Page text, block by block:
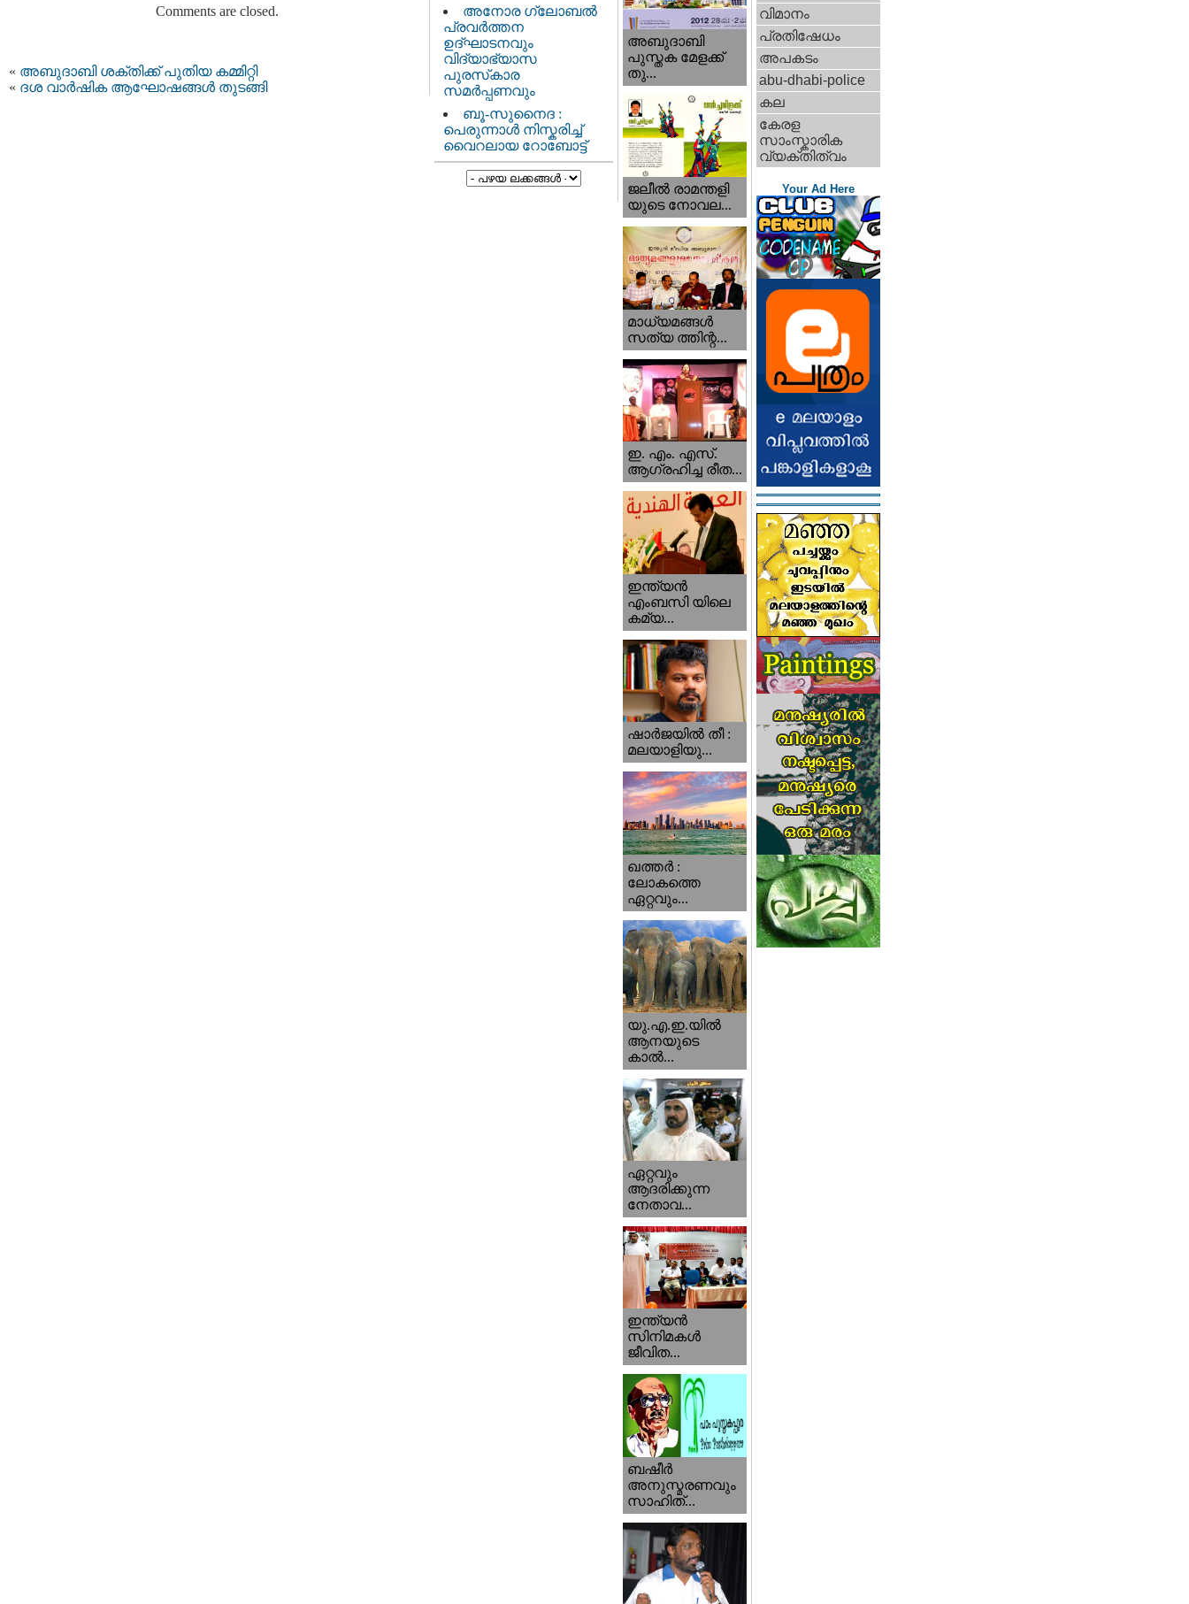
Comments are closed.
« അബുദാബി ശക്തിക്ക് പുതിയ കമ്മിറ്റി
« ദശ വാര്‍ഷിക ആഘോഷങ്ങള്‍ തുടങ്ങി
അനോര ഗ്ലോബൽ
പ്രവർത്തന
ഉദ്ഘാടനവും
വിദ്യാഭ്യാസ
പുരസ്‌കാര
സമർപ്പണവും
ബൂ-സുനൈദ :
പെരുന്നാൾ നിസ്കരിച്ച്
വൈറലായ റോബോട്ട്
അബുദാബി
പുസ്തക മേളക്ക്
തു...
ജലീല്‍ രാമന്തളി
യുടെ നോവല...
മാധ്യമങ്ങള്‍
സത്യ ത്തിന്റ...
ഇ. എം. എസ്.
ആഗ്രഹിച്ച രീത...
ഇന്ത്യന്‍
എംബസി യിലെ
കമ്യ...
ഷാര്‍ജയില്‍ തീ :
മലയാളിയു...
ഖത്തര്‍ :
ലോകത്തെ
ഏറ്റവും...
യു.എ.ഇ.യില്‍
ആനയുടെ
കാല്‍...
ഏറ്റവും
ആദരിക്കുന്ന
നേതാവ...
ഇന്ത്യന്‍
സിനിമകള്‍
ജീവിത...
ബഷീര്‍
അനുസ്മരണവും
സാഹിത്...
വിമാനം
പ്രതിഷേധം
അപകടം
abu-dhabi-police
കല
കേരള
സാംസ്കാരിക
വ്യക്തിത്വം
Your Ad Here